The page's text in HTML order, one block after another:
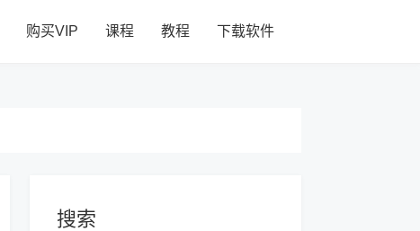
购买VIP 课程 教程 下载软件
搜索